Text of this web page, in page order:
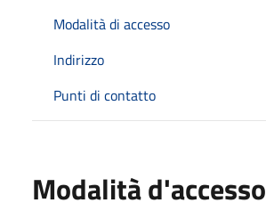
Modalità di accesso
Indirizzo
Punti di contatto
Modalità d'accesso